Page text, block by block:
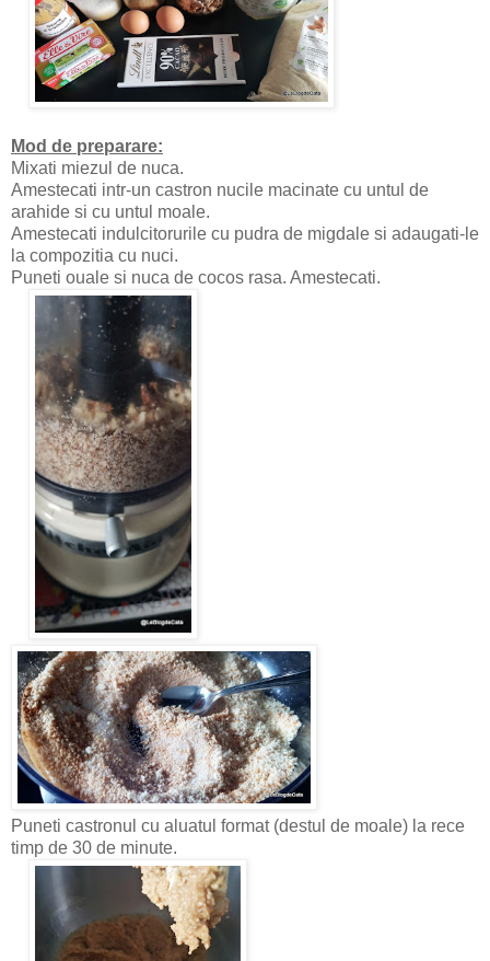
Mod de preparare:
Mixati miezul de nuca.
Amestecati intr-un castron nucile macinate cu untul de
arahide si cu untul moale.
Amestecati indulcitorurile cu pudra de migdale si adaugati-le
la compozitia cu nuci.
Puneti ouale si nuca de cocos rasa. Amestecati.
Puneti castronul cu aluatul format (destul de moale) la rece
timp de 30 de minute.